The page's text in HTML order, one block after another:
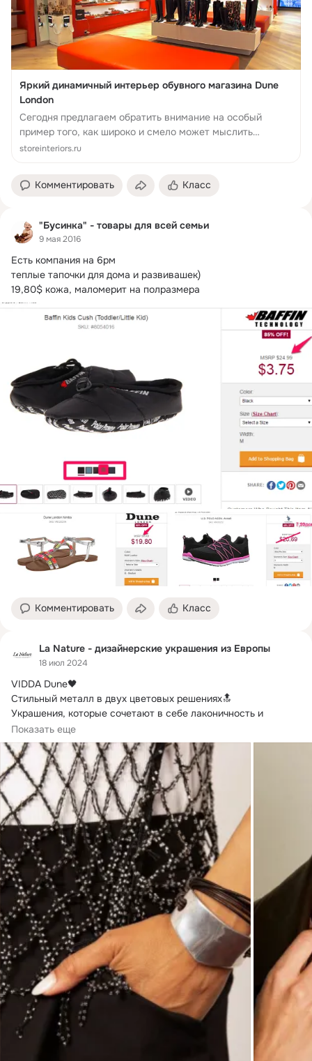
Яркий динамичный интерьер обувного магазина Dune
London
Сегодня предлагаем обратить внимание на особый
пример того, как широко и смело может мыслить
человек, а также воплощать свои неординарные идеи в
storeinteriors.ru
Комментировать Класс
"Бусинка" - товары для всей семьи
9 мая 2016
Есть компания на 6рм
теплые тапочки для дома и развивашек)
19,80$ кожа, маломерит на полразмера
Комментировать Класс
La Nature - дизайнерские украшения из Европы
18 июл 2024
VIDDA Dune🖤
Стильный металл в двух цветовых решениях🔝
Украшения, которые сочетают в себе лаконичность и
современный дизайн.
Геометрия, прямые линии, мягкая текстура кожи и
глянцевый блеск металла⛓️
Показать еще